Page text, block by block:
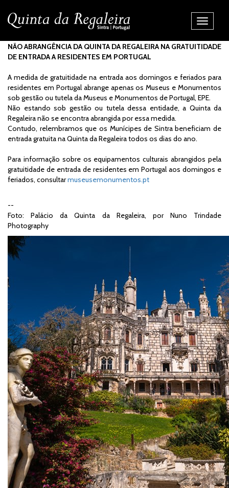
Alternar
NÃO ABRANGÊNCIA DA QUINTA DA REGALEIRA NA GRATUITIDADE
DE ENTRADA A RESIDENTES EM PORTUGAL
A medida de gratuitidade na entrada aos domingos e feriados para
residentes em Portugal abrange apenas os Museus e Monumentos
sob gestão ou tutela da Museus e Monumentos de Portugal, EPE.
Não estando sob gestão ou tutela dessa entidade, a Quinta da
Regaleira não se encontra abrangida por essa medida.
Contudo, relembramos que os Munícipes de Sintra beneficiam de
entrada gratuita na Quinta da Regaleira todos os dias do ano.
Para informação sobre os equipamentos culturais abrangidos pela
gratuitidade de entrada de residentes em Portugal aos domingos e
feriados, consultarmuseusemonumentos.pt
--
Foto: Palácio da Quinta da Regaleira, por Nuno Trindade
Photography